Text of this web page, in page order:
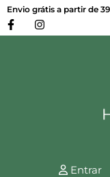
Envio grátis a partir de
Entrar